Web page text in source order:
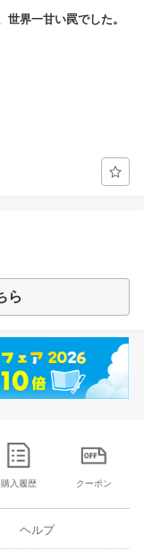
世界一甘い罠でした。
ら
購入履歴 クーポン
ヘルプ